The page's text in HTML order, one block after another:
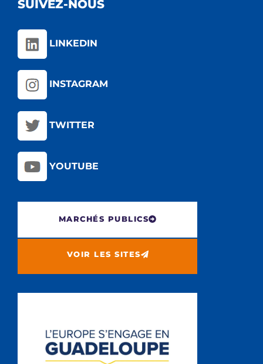
SUIVEZ-NOUS
LINKEDIN
INSTAGRAM
TWITTER
YOUTUBE
MARCHÉS PUBLICS
VOIR LES SITES